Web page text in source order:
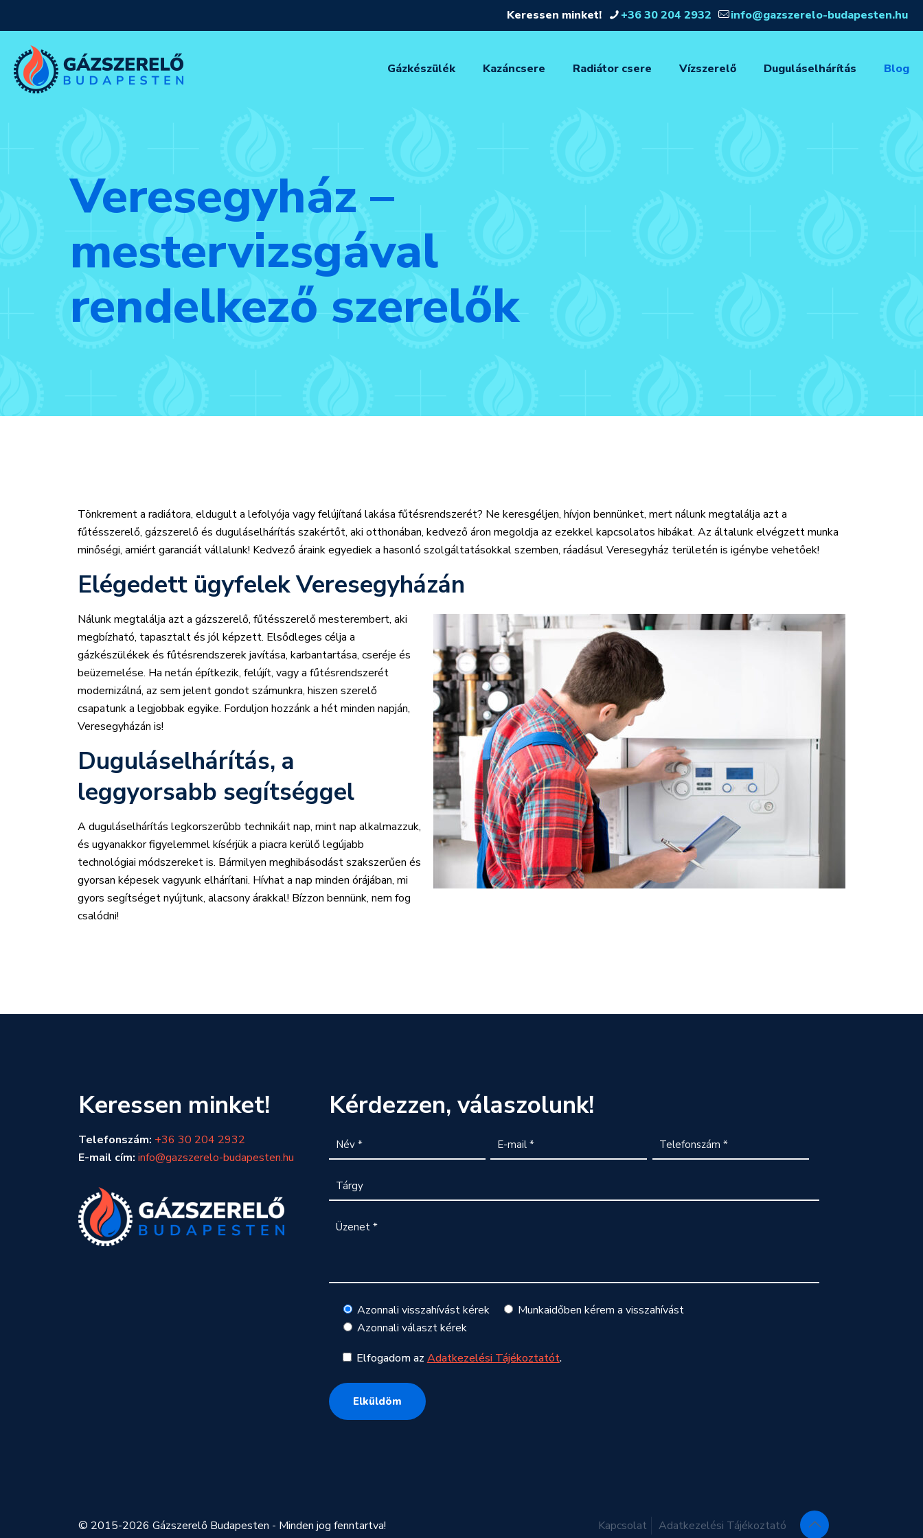
Keressen minket! +36 30 204 2932 info@gazszerelo-budapesten.hu
Gázkészülék Kazáncsere Radiátor csere Vízszerelő Duguláselhárítás Blog
Veresegyház –
mestervizsgával
rendelkező szerelők
Tönkrement a radiátora, eldugult a lefolyója vagy felújítaná lakása fűtésrendszerét? Ne keresgéljen, hívjon bennünket, mert nálunk megtalálja azt a
fűtésszerelő, gázszerelő és duguláselhárítás szakértőt, aki otthonában, kedvező áron megoldja az ezekkel kapcsolatos hibákat. Az általunk elvégzett munka
minőségi, amiért garanciát vállalunk! Kedvező áraink egyediek a hasonló szolgáltatásokkal szemben, ráadásul Veresegyház területén is igénybe vehetőek!
Elégedett ügyfelek Veresegyházán
Nálunk megtalálja azt a gázszerelő, fűtésszerelő mesterembert, aki
megbízható, tapasztalt és jól képzett. Elsődleges célja a
gázkészülékek és fűtésrendszerek javítása, karbantartása, cseréje és
beüzemelése. Ha netán építkezik, felújít, vagy a fűtésrendszerét
modernizálná, az sem jelent gondot számunkra, hiszen szerelő
csapatunk a legjobbak egyike. Forduljon hozzánk a hét minden napján,
Veresegyházán is!
Duguláselhárítás, a
leggyorsabb segítséggel
A duguláselhárítás legkorszerűbb technikáit nap, mint nap alkalmazzuk,
és ugyanakkor figyelemmel kísérjük a piacra kerülő legújabb
technológiai módszereket is. Bármilyen meghibásodást szakszerűen és
gyorsan képesek vagyunk elhárítani. Hívhat a nap minden órájában, mi
gyors segítséget nyújtunk, alacsony árakkal! Bízzon bennünk, nem fog
csalódni!
Keressen minket!
Telefonszám: +36 30 204 2932
E-mail cím: info@gazszerelo-budapesten.hu
Kérdezzen, válaszolunk!
Azonnali visszahívást kérek
Munkaidőben kérem a visszahívást
Azonnali választ kérek
Elfogadom az Adatkezelési Tájékoztatót.
© 2015-2026 Gázszerelő Budapesten - Minden jog fenntartva! Kapcsolat Adatkezelési Tájékoztató